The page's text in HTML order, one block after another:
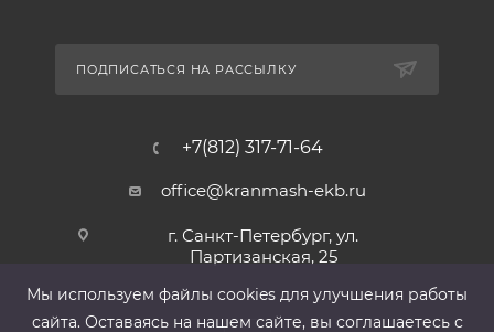
ПОДПИСАТЬСЯ НА РАССЫЛКУ
+7(812) 317-71-64
office@kranmash-ekb.ru
г. Санкт-Петербург, ул.
Партизанская, 25
Мы используем файлы cооkies для улучшения работы
сайта. Оставаясь на нашем сайте, вы соглашаетесь с